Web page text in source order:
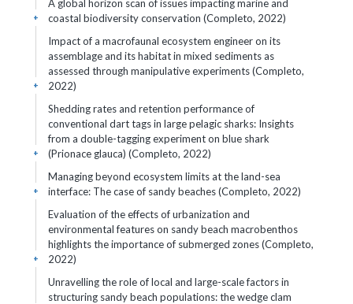
A global horizon scan of issues impacting marine and
coastal biodiversity conservation (Completo, 2022)
+
Impact of a macrofaunal ecosystem engineer on its
assemblage and its habitat in mixed sediments as
assessed through manipulative experiments (Completo,
2022)
+
Shedding rates and retention performance of
conventional dart tags in large pelagic sharks: Insights
from a double-tagging experiment on blue shark
(Prionace glauca) (Completo, 2022)
+
Managing beyond ecosystem limits at the land-sea
interface: The case of sandy beaches (Completo, 2022)
+
Evaluation of the effects of urbanization and
environmental features on sandy beach macrobenthos
highlights the importance of submerged zones (Completo,
2022)
+
Unravelling the role of local and large-scale factors in
structuring sandy beach populations: the wedge clam